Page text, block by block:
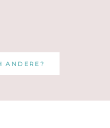
ANDERE?